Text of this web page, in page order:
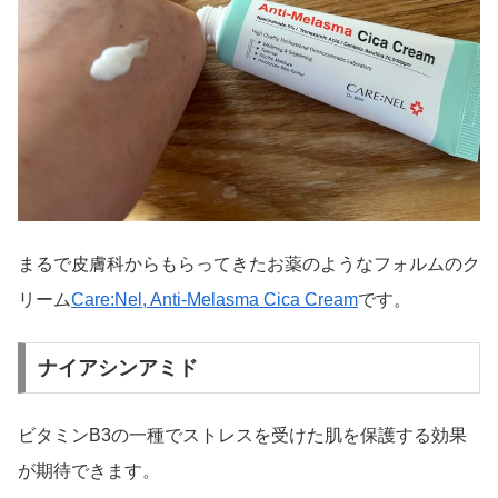
まるで皮膚科からもらってきたお薬のようなフォルムのク
リームCare:Nel, Anti-Melasma Cica Creamです。
ナイアシンアミド
ビタミンB3の一種でストレスを受けた肌を保護する効果
が期待できます。